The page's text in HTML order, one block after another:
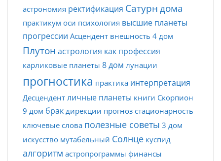
астрономия ректификация Сатурндома
практикум оси психология высшие планеты
прогрессии Асцендент внешность 4 дом
Плутон астрология как профессия
карликовые планеты 8 дом лунации
прогностика практика интерпретация
Десцендент личные планеты книги Скорпион
9 дом брак дирекции прогноз стационарность
ключевые слова полезные советы 3 дом
искусство мутабельный Солнце куспид
алгоритм астропрограммы финансы